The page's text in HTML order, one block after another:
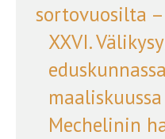
sortovuosilta
XXVI.
Mechelinin